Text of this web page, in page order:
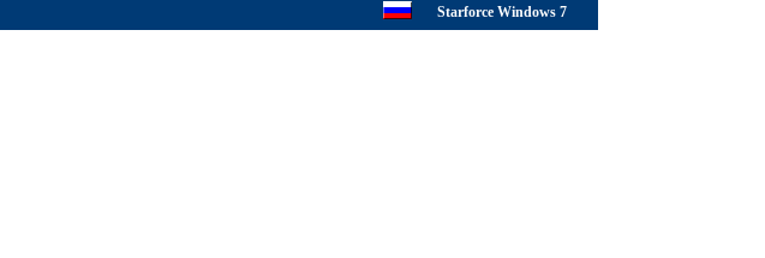
Starforce Windows 7